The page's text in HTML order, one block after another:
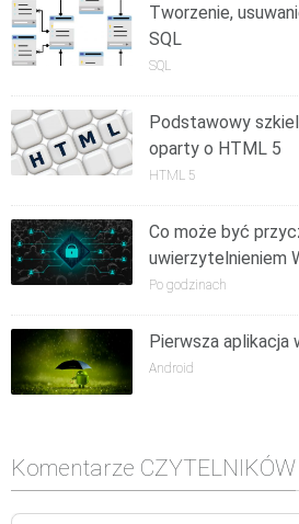
Tworzenie,
SQL
SQL
Podstawowy
oparty o HTML 5
HTML 5
Co może być
uwierzytelnieniem
Po godzinach
Pierwsza aplikacja
Android
Komentarze CZYTELNIKÓW